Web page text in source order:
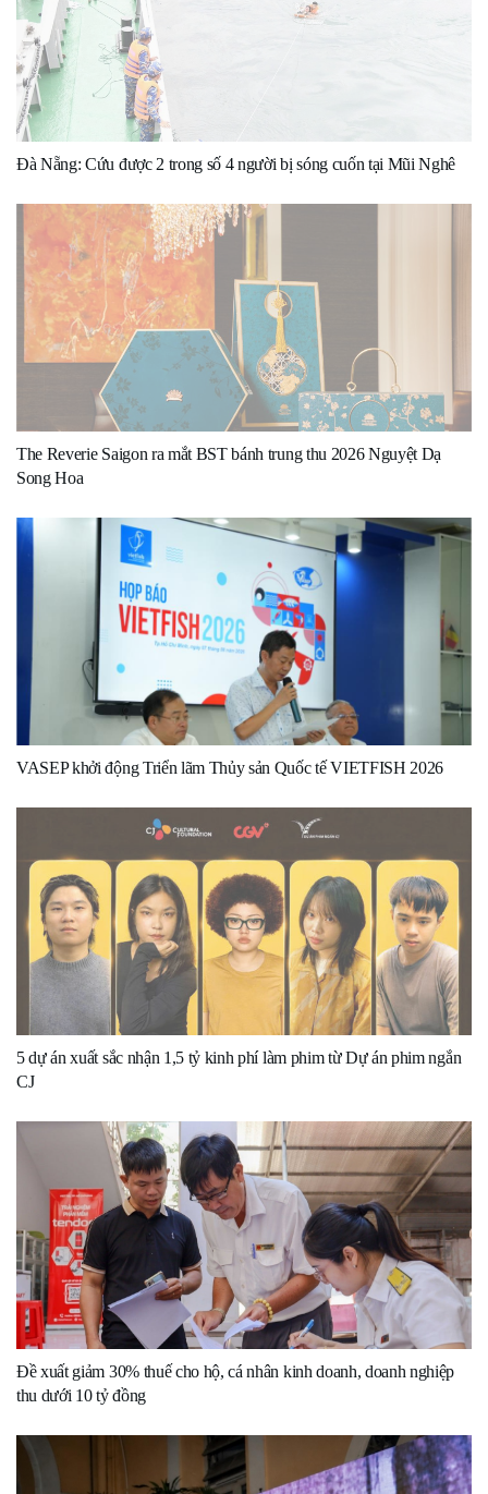
Đà Nẵng: Cứu được 2 trong số 4 người bị sóng cuốn tại Mũi Nghê
The Reverie Saigon ra mắt BST bánh trung thu 2026 Nguyệt Dạ
Song Hoa
VASEP khởi động Triển lãm Thủy sản Quốc tế VIETFISH 2026
5 dự án xuất sắc nhận 1,5 tỷ kinh phí làm phim từ Dự án phim ngắn
CJ
Đề xuất giảm 30% thuế cho hộ, cá nhân kinh doanh, doanh nghiệp
thu dưới 10 tỷ đồng